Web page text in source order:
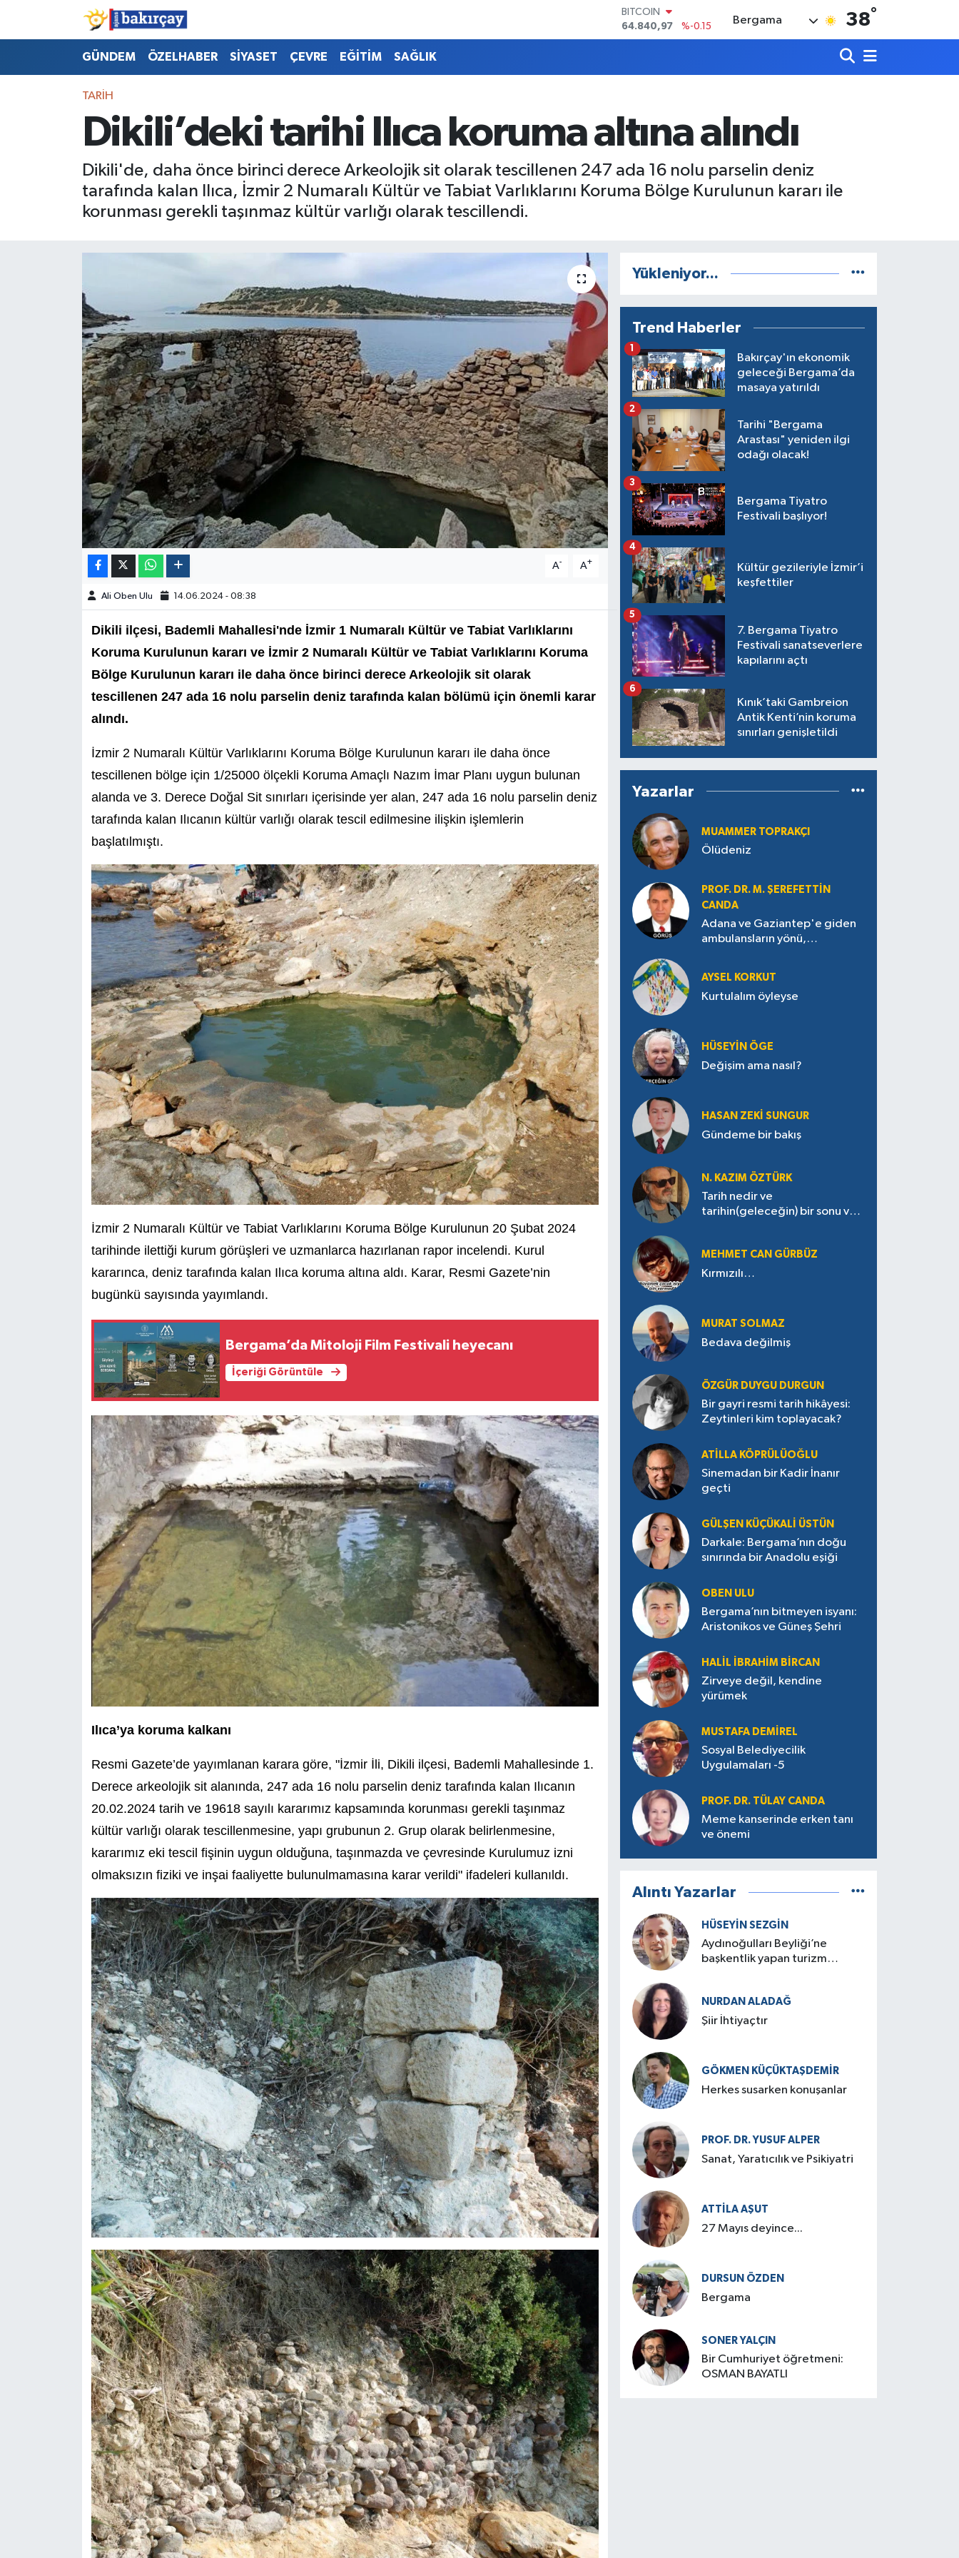
DOLAR
47,7436
%0.18
EURO
BİST100
13.779
%-14
64.840,97
%-0.15
Bergama 38°
GÜNDEM ÖZELHABER SİYASET ÇEVRE EĞİTİM SAĞLIK
TARİH
Dikili’deki tarihi Ilıca koruma altına alındı
Dikili'de, daha önce birinci derece Arkeolojik sit olarak tescillenen 247 ada 16 nolu parselin deniz
tarafında kalan Ilıca, İzmir 2 Numaralı Kültür ve Tabiat Varlıklarını Koruma Bölge Kurulunun kararı ile
korunması gerekli taşınmaz kültür varlığı olarak tescillendi.
A- A+
Ali Oben Ulu 14.06.2024 - 08:38
Dikili ilçesi, Bademli Mahallesi'nde İzmir 1 Numaralı Kültür ve Tabiat Varlıklarını
Koruma Kurulunun kararı ve İzmir 2 Numaralı Kültür ve Tabiat Varlıklarını Koruma
Bölge Kurulunun kararı ile daha önce birinci derece Arkeolojik sit olarak
tescillenen 247 ada 16 nolu parselin deniz tarafında kalan bölümü için önemli karar
alındı.
İzmir 2 Numaralı Kültür Varlıklarını Koruma Bölge Kurulunun kararı ile daha önce
tescillenen bölge için 1/25000 ölçekli Koruma Amaçlı Nazım İmar Planı uygun bulunan
alanda ve 3. Derece Doğal Sit sınırları içerisinde yer alan, 247 ada 16 nolu parselin deniz
tarafında kalan Ilıcanın kültür varlığı olarak tescil edilmesine ilişkin işlemlerin
başlatılmıştı.
İzmir 2 Numaralı Kültür ve Tabiat Varlıklarını Koruma Bölge Kurulunun 20 Şubat 2024
tarihinde ilettiği kurum görüşleri ve uzmanlarca hazırlanan rapor incelendi. Kurul
kararınca, deniz tarafında kalan Ilıca koruma altına aldı. Karar, Resmi Gazete’nin
bugünkü sayısında yayımlandı.
Bergama’da Mitoloji Film Festivali heyecanı
İçeriği Görüntüle
Ilıca’ya koruma kalkanı
Resmi Gazete’de yayımlanan karara göre, "İzmir İli, Dikili ilçesi, Bademli Mahallesinde 1.
Derece arkeolojik sit alanında, 247 ada 16 nolu parselin deniz tarafında kalan Ilıcanın
20.02.2024 tarih ve 19618 sayılı kararımız kapsamında korunması gerekli taşınmaz
kültür varlığı olarak tescillenmesine, yapı grubunun 2. Grup olarak belirlenmesine,
kararımız eki tescil fişinin uygun olduğuna, taşınmazda ve çevresinde Kurulumuz izni
olmaksızın fiziki ve inşai faaliyette bulunulmamasına karar verildi" ifadeleri kullanıldı.
Yükleniyor...
Trend Haberler
Bakırçay'ın ekonomik
geleceği Bergama’da
masaya yatırıldı
1
Tarihi "Bergama
Arastası" yeniden ilgi
odağı olacak!
2
Bergama Tiyatro
Festivali başlıyor!
3
Kültür gezileriyle İzmir’i
keşfettiler
4
7. Bergama Tiyatro
Festivali sanatseverlere
kapılarını açtı
5
Kınık’taki Gambreion
Antik Kenti’nin koruma
sınırları genişletildi
6
Yazarlar
MUAMMER TOPRAKÇI
Ölüdeniz
PROF. DR. M. ŞEREFETTIN
CANDA
Adana ve Gaziantep'e giden
ambulansların yönü,
AYSEL KORKUT
Kurtulalım öyleyse
HÜSEYIN ÖGE
Değişim ama nasıl?
HASAN ZEKI SUNGUR
Gündeme bir bakış
N. KAZIM ÖZTÜRK
Tarih nedir ve
tarihin(geleceğin) bir sonu var
MEHMET CAN GÜRBÜZ
Kırmızılı…
MURAT SOLMAZ
Bedava değilmiş
ÖZGÜR DUYGU DURGUN
Bir gayri resmi tarih hikâyesi:
Zeytinleri kim toplayacak?
ATILLA KÖPRÜLÜOĞLU
Sinemadan bir Kadir İnanır
geçti
GÜLŞEN KÜÇÜKALI ÜSTÜN
Darkale: Bergama’nın doğu
sınırında bir Anadolu eşiği
OBEN ULU
Bergama’nın bitmeyen isyanı:
Aristonikos ve Güneş Şehri
HALIL İBRAHIM BIRCAN
Zirveye değil, kendine
yürümek
MUSTAFA DEMIREL
Sosyal Belediyecilik
Uygulamaları -5
PROF. DR. TÜLAY CANDA
Meme kanserinde erken tanı
ve önemi
Alıntı Yazarlar
HÜSEYIN SEZGIN
Aydınoğulları Beyliği’ne
başkentlik yapan turizm
NURDAN ALADAĞ
Şiir İhtiyaçtır
GÖKMEN KÜÇÜKTAŞDEMIR
Herkes susarken konuşanlar
PROF. DR. YUSUF ALPER
Sanat, Yaratıcılık ve Psikiyatri
ATTILA AŞUT
27 Mayıs deyince...
DURSUN ÖZDEN
Bergama
SONER YALÇIN
Bir Cumhuriyet öğretmeni:
OSMAN BAYATLI
İzmir Nöbetçi Eczaneler
İzmir Hava Durumu
İzmir Namaz Vakitleri
İzmir Trafik Yoğunluk Haritası
Süper Lig Puan Durumu ve Fikstür
Haber Arşivi